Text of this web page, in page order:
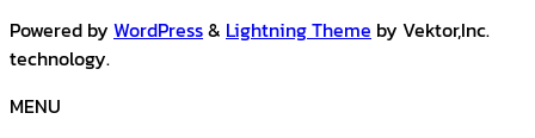
Powered by WordPress& Lightning Theme by Vektor,Inc.
technology.
MENU